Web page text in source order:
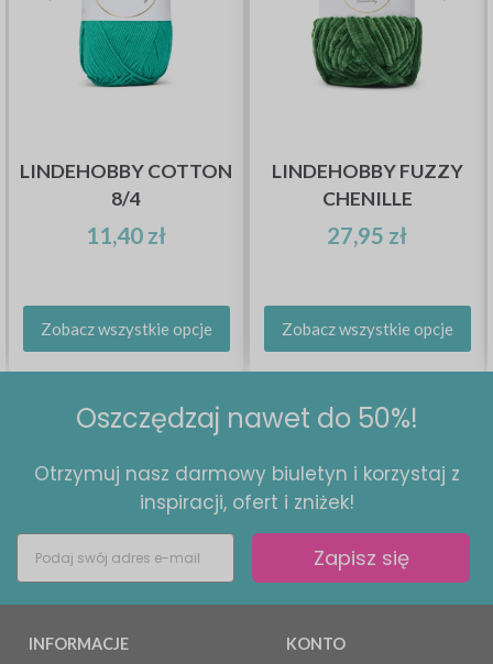
LINDEHOBBY COTTON
8/4
11,40 zł
Zobacz wszystkie opcje
LINDEHOBBY FUZZY
CHENILLE
27,95 zł
Zobacz wszystkie opcje
Oszczędzaj nawet do 50%!
Otrzymuj nasz darmowy biuletyn i korzystaj z
inspiracji, ofert i zniżek!
Zapisz się
INFORMACJE KONTO